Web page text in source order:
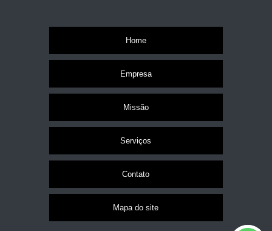
Home
Empresa
Missão
Serviços
Contato
Mapa do site